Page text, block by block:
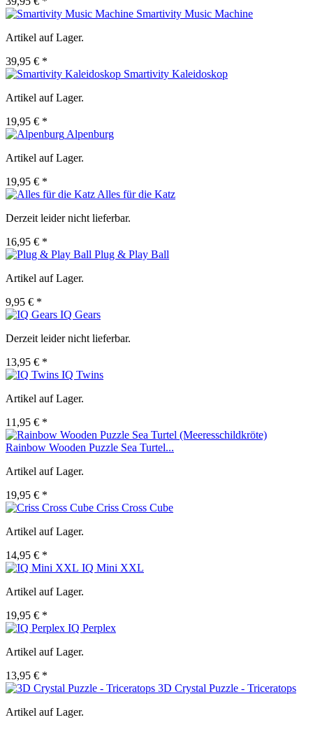
Smartivity Music Machine
Artikel auf Lager.
39,95 € *
Smartivity Kaleidoskop
Artikel auf Lager.
19,95 € *
Alpenburg
Artikel auf Lager.
19,95 € *
Alles für die Katz
Derzeit leider nicht lieferbar.
16,95 € *
Plug & Play Ball
Artikel auf Lager.
9,95 € *
IQ Gears
Derzeit leider nicht lieferbar.
13,95 € *
IQ Twins
Artikel auf Lager.
11,95 € *
Rainbow Wooden Puzzle Sea Turtel...
Artikel auf Lager.
19,95 € *
Criss Cross Cube
Artikel auf Lager.
14,95 € *
IQ Mini XXL
Artikel auf Lager.
19,95 € *
IQ Perplex
Artikel auf Lager.
13,95 € *
3D Crystal Puzzle - Triceratops
Artikel auf Lager.